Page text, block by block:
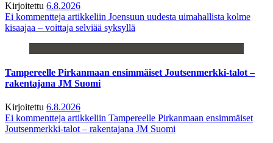
Kirjoitettu 6.8.2026
Ei kommentteja artikkeliin Joensuun uudesta uimahallista kolme
kisaajaa – voittaja selviää syksyllä
Tampereelle Pirkanmaan ensimmäiset Joutsenmerkki-talot –
rakentajana JM Suomi
Kirjoitettu 6.8.2026
Ei kommentteja artikkeliin Tampereelle Pirkanmaan ensimmäiset
Joutsenmerkki-talot – rakentajana JM Suomi